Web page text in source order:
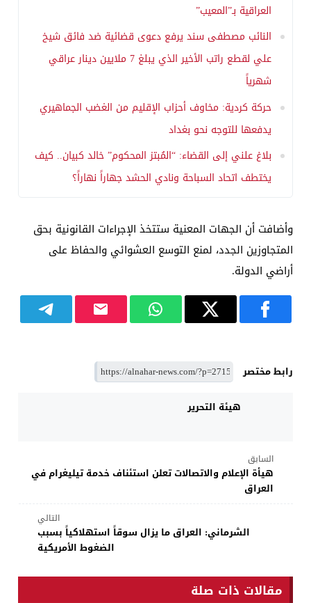
العراقية بـ”المعيب”
النائب مصطفى سند يرفع دعوى قضائية ضد فائق شيخ
علي لقطع راتب الأخير الذي يبلغ 7 ملايين دينار عراقي
شهرياً
حركة كردية: مخاوف أحزاب الإقليم من الغضب الجماهيري
يدفعها للتوجه نحو بغداد
بلاغ علني إلى القضاء: “المُبتز المحكوم” خالد كبيان.. كيف
يختطف اتحاد السباحة ونادي الحشد جهاراً نهاراً؟
وأضافت أن الجهات المعنية ستتخذ الإجراءات القانونية بحق
المتجاوزين الجدد، لمنع التوسع العشوائي والحفاظ على
أراضي الدولة.
رابط مختصر
هيئة التحرير
السابق
هيأة الإعلام والاتصالات تعلن استئناف خدمة تيليغرام في
العراق
التالي
الشرماني: العراق ما يزال سوقاً استهلاكياً بسبب
الضغوط الأمريكية
مقالات ذات صلة